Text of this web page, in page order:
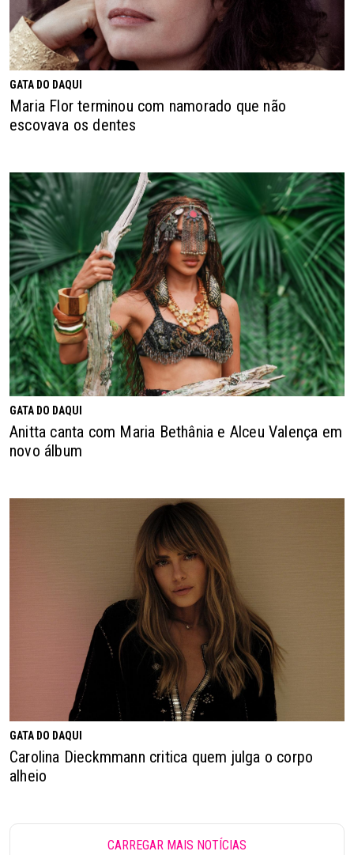
GATA DO DAQUI
Maria Flor terminou com namorado que não
escovava os dentes
GATA DO DAQUI
Anitta canta com Maria Bethânia e Alceu Valença em
novo álbum
GATA DO DAQUI
Carolina Dieckmmann critica quem julga o corpo
alheio
CARREGAR MAIS NOTÍCIAS